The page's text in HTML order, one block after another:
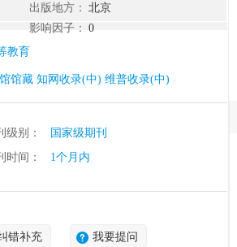
出版地方：
北京
影响因子：
0
教育
馆藏 知网收录(中) 维普收录(中)
级别：
国家级期刊
时间：
1个月内
错补充 我要提问